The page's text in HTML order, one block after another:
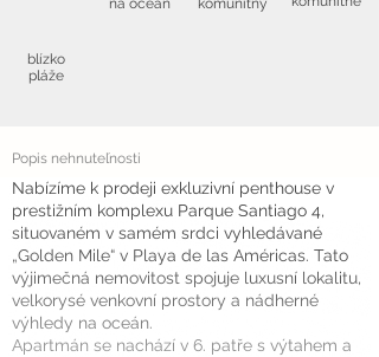
blízko
pláže
na oceán
komunitný
Popis nehnuteľnosti
Nabízíme k prodeji exkluzivní penthouse v
prestižním komplexu Parque Santiago 4,
situovaném v samém srdci vyhledávané
„Golden Mile“ v Playa de las Américas. Tato
výjimečná nemovitost spojuje luxusní lokalitu,
velkorysé venkovní prostory a nádherné
výhledy na oceán.
Apartmán se nachází v 6. patře s výtahem a